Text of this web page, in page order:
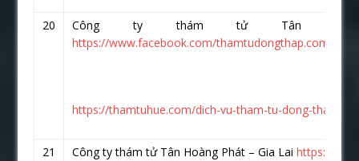
20
Công ty thám tử Tân
https://www.facebook.com/thamtudongthap.com.vn/
https://thamtuhue.com/dich-vu-tham-tu-dong-thap-
21 Công ty thám tử Tân Hoàng Phát – Gia Laihttps://